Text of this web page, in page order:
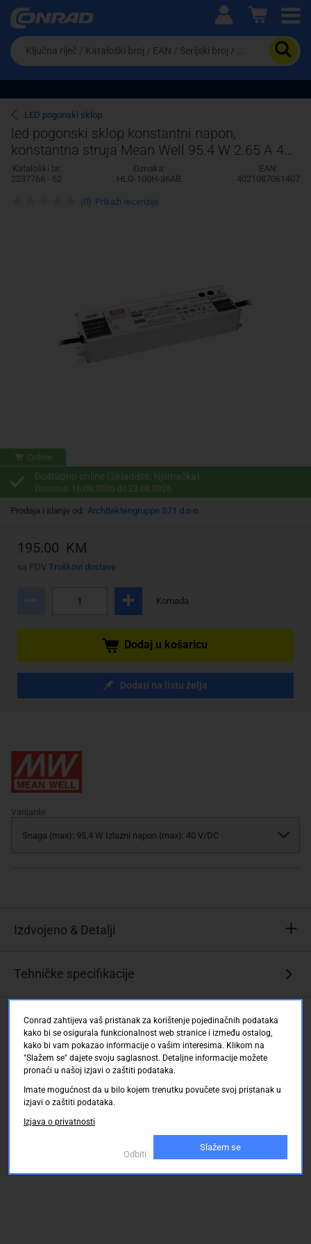
Ova postavka prilagođava asortiman proizvoda i
cijene vašim potrebama.
Pravno lice
Da
biste
potražili
proizvod,
unesite
ključnu
riječ,
kataloški
broj,
EAN
ili
LED pogonski sklop
led pogonski sklop konstantni napon,
konstantna struja Mean Well 95.4 W 2.65 A 40
V/DC 3 u 1 funkcija zatamnjivanja, montaža na
Kataloški br:
2237766 - 62
Oznaka:
HLG-100H-36AB
EAN:
4021087061407
Online
Dostupno online (Skladište: Njemačka)
Dostava: 16.08.2026 do 22.08.2026
Prodaja i slanje od: Architektengruppe S71 d.o.o.
195.00 KM
sa PDV Troškovi dostave
Komada
Dodaj u košaricu
Dodati na listu želja
(0) Prikaži recenzije
Varijante
Izdvojeno & Detalji
Granica
podesiva
unutarnjeg
potenciometra,
3
u
1
dimming
funkcija
(1
DC,
Tehničke specifikacije
Ocjene kupaca
Conrad zahtijeva vaš pristanak za korištenje pojedinačnih podataka
kako bi se osigurala funkcionalnost web stranice i između ostalog,
kako bi vam pokazao informacije o vašim interesima. Klikom na
"Slažem se" dajete svoju saglasnost. Detaljne informacije možete
pronaći u našoj izjavi o zaštiti podataka.
Imate mogućnost da u bilo kojem trenutku povučete svoj pristanak u
izjavi o zaštiti podataka.
Izjava o privatnosti
Odbiti
Slažem se